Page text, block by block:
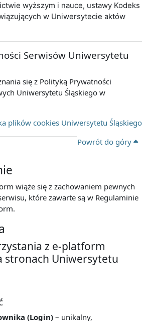
wyższym i nauce, ustawy Kodeks
w Uniwersytecie aktów
Serwisów Uniwersytetu
się z Polityką Prywatności
Uniwersytetu Śląskiego w
plików cookies Uniwersytetu Śląskiego
Powrót do góry
wiąże się z zachowaniem pewnych
które zawarte są w Regulaminie
z e-platform
stronach Uniwersytetu
(Login) – unikalny,